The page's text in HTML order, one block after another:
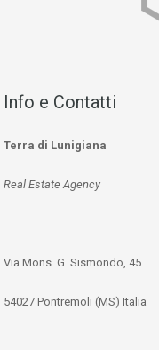
Info e Contatti
Terra di Lunigiana
Real Estate Agency
Via Mons. G. Sismondo, 45
54027 Pontremoli (MS) Italia